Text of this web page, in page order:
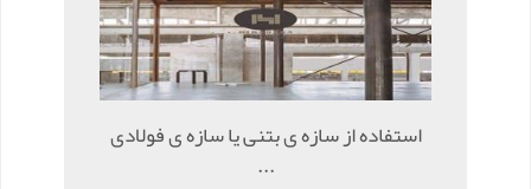
استفاده از سازه ی بتنی یا سازه ی فولادی
...